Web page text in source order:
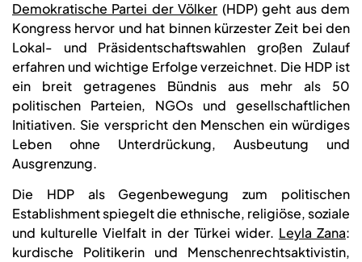
Demokratische Partei der Völker (HDP) geht aus dem
Kongress hervor und hat binnen kürzester Zeit bei den
Lokal- und Präsidentschaftswahlen großen Zulauf
erfahren und wichtige Erfolge verzeichnet. Die HDP ist
ein breit getragenes Bündnis aus mehr als 50
politischen Parteien, NGOs und gesellschaftlichen
Initiativen. Sie verspricht den Menschen ein würdiges
Leben ohne Unterdrückung, Ausbeutung und
Ausgrenzung.
Die HDP als Gegenbewegung zum politischen
Establishment spiegelt die ethnische, religiöse, soziale
und kulturelle Vielfalt in der Türkei wider. Leyla Zana:
kurdische Politikerin und Menschenrechtsaktivistin,